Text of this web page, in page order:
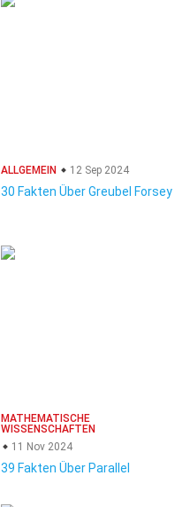
ALLGEMEIN 12 Sep 2024
30 Fakten Über Greubel Forsey
MATHEMATISCHE
WISSENSCHAFTEN
11 Nov 2024
39 Fakten Über Parallel